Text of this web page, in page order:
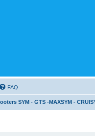
FAQ
SYM - GTS -MAXSYM -